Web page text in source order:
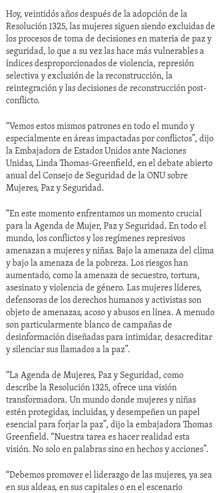
Hoy, veintidós años después de la adopción de la
Resolución 1325, las mujeres siguen siendo excluidas de
los procesos de toma de decisiones en materia de paz y
seguridad, lo que a su vez las hace más vulnerables a
índices desproporcionados de violencia, represión
selectiva y exclusión de la reconstrucción, la
reintegración y las decisiones de reconstrucción post-
conflicto.
“Vemos estos mismos patrones en todo el mundo y
especialmente en áreas impactadas por conflictos”, dijo
la Embajadora de Estados Unidos ante Naciones
Unidas, Linda Thomas-Greenfield, en el debate abierto
anual del Consejo de Seguridad de la ONU sobre
Mujeres, Paz y Seguridad.
“En este momento enfrentamos un momento crucial
para la Agenda de Mujer, Paz y Seguridad. En todo el
mundo, los conflictos y los regímenes represivos
amenazan a mujeres y niñas. Bajo la amenaza del clima
y bajo la amenaza de la pobreza. Los riesgos han
aumentado, como la amenaza de secuestro, tortura,
asesinato y violencia de género. Las mujeres líderes,
defensoras de los derechos humanos y activistas son
objeto de amenazas, acoso y abusos en línea. A menudo
son particularmente blanco de campañas de
desinformación diseñadas para intimidar, desacreditar
y silenciar sus llamados a la paz”.
“La Agenda de Mujeres, Paz y Seguridad, como
describe la Resolución 1325, ofrece una visión
transformadora. Un mundo donde mujeres y niñas
estén protegidas, incluidas, y desempeñen un papel
esencial para forjar la paz”, dijo la embajadora Thomas
Greenfield. “Nuestra tarea es hacer realidad esta
visión. No solo en palabras sino en hechos y acciones”.
“Debemos promover el liderazgo de las mujeres, ya sea
en sus aldeas, en sus capitales o en el escenario